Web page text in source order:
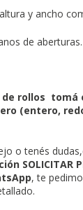
y ancho
de aberturas.
rollos tomá
(entero,
o tenés
SOLICITAR
, te